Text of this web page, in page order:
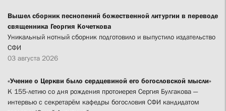
Вышел сборник песнопений божественной литургии в переводе
священника Георгия Кочеткова
Уникальный нотный сборник подготовило и выпустило издательство
СФИ
03 августа 2026
«Учение о Церкви было сердцевиной его богословской мысли»
К 155-летию со дня рождения протоиерея Сергия Булгакова —
интервью с секретарём кафедры богословия СФИ кандидатом